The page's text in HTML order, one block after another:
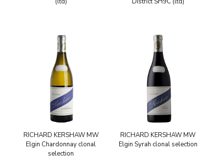
RICHARD KERSHAW MW
Elgin Chardonnay clonal
selection
RICHARD KERSHAW MW
Elgin Syrah clonal selection